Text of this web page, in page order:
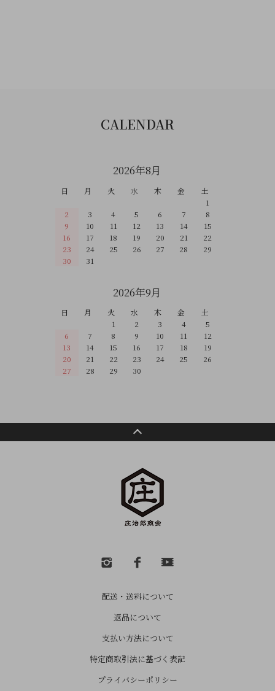
CALENDAR
2026年8月
日 月 火 水 木 金
土
1
2
3 4 5 6 7
8
9
10 11 12 13 14
15
16
17 18 19 20 21
22
23
24 25 26 27 28
29
30
31
2026年9月
日 月 火 水 木 金
土
1
2 3 4
5
6
7 8 9 10 11
12
13
14 15 16 17 18
19
20
21 22 23 24 25
26
27
28 29 30
配送・送料について
返品について
支払い方法について
特定商取引法に基づく表記
プライバシーポリシー